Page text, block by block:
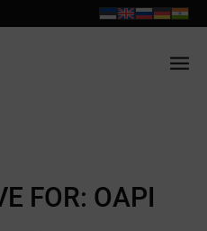
FOR: OAPI